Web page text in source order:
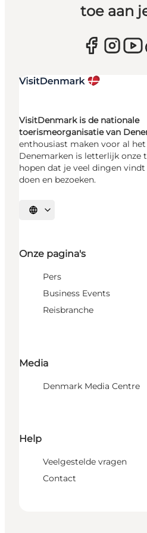
toe aan
VisitDenmark is de nationale
toerismeorganisatie van
enthousiast maken voor al
Denemarken is letterlijk onze
hopen dat je veel dingen
doen en bezoeken.
Selecteer taal
Onze pagina's
Pers
Business Events
Reisbranche
Media
Denmark Media Centre
Help
Veelgestelde vragen
Contact